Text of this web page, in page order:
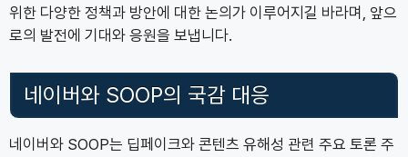
위한 다양한 정책과 방안에 대한 논의가 이루어지길 바라며, 앞으
로의 발전에 기대와 응원을 보냅니다.
네이버와 SOOP의 국감 대응
네이버와 SOOP는 딥페이크와 콘텐츠 유해성 관련 주요 토론 주